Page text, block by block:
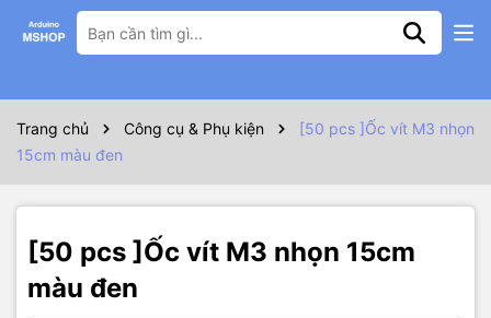
Trang chủ Công cụ & Phụ kiện
[50 pcs ]Ốc vít M3 nhọn
15cm màu đen
[50 pcs ]Ốc vít M3 nhọn 15cm
màu đen
Thông số kỹ thuật